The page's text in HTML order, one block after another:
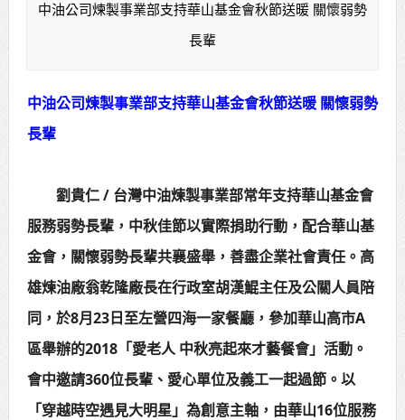
賴清德總統主持將官晉任 期勉精進
邁組閣
圍者 允諾完善支持體系
中油公司煉製事業部支持華山基金會秋節送暖 關懷弱勢
長輩
中油公司煉製事業部支持華山基金會秋節送暖 關懷弱勢
長輩
劉貴仁 / 台灣中油煉製事業部常年支持華山基金會
服務弱勢長輩，中秋佳節以實際捐助行動，配合華山基
金會，關懷弱勢長輩共襄盛舉，善盡企業社會責任。高
雄煉油廠翁乾隆廠長在行政室胡漢鯤主任及公關人員陪
同，於8月23日至左營四海一家餐廳，參加華山高市A
區舉辦的2018「愛老人 中秋亮起來才藝餐會」活動。
會中邀請360位長輩、愛心單位及義工一起過節。以
「穿越時空遇見大明星」為創意主軸，由華山16位服務